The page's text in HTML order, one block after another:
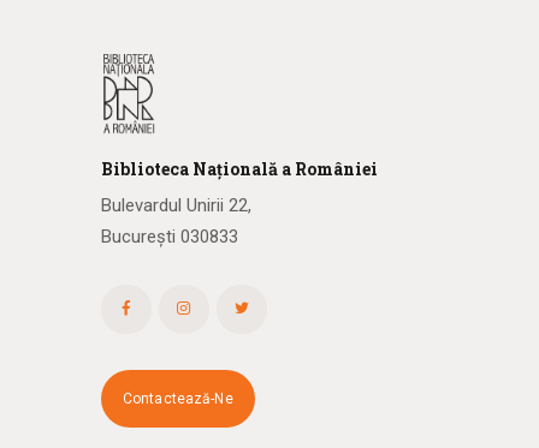
Biblioteca Națională a României
Bulevardul Unirii 22,
București 030833
Contactează-Ne